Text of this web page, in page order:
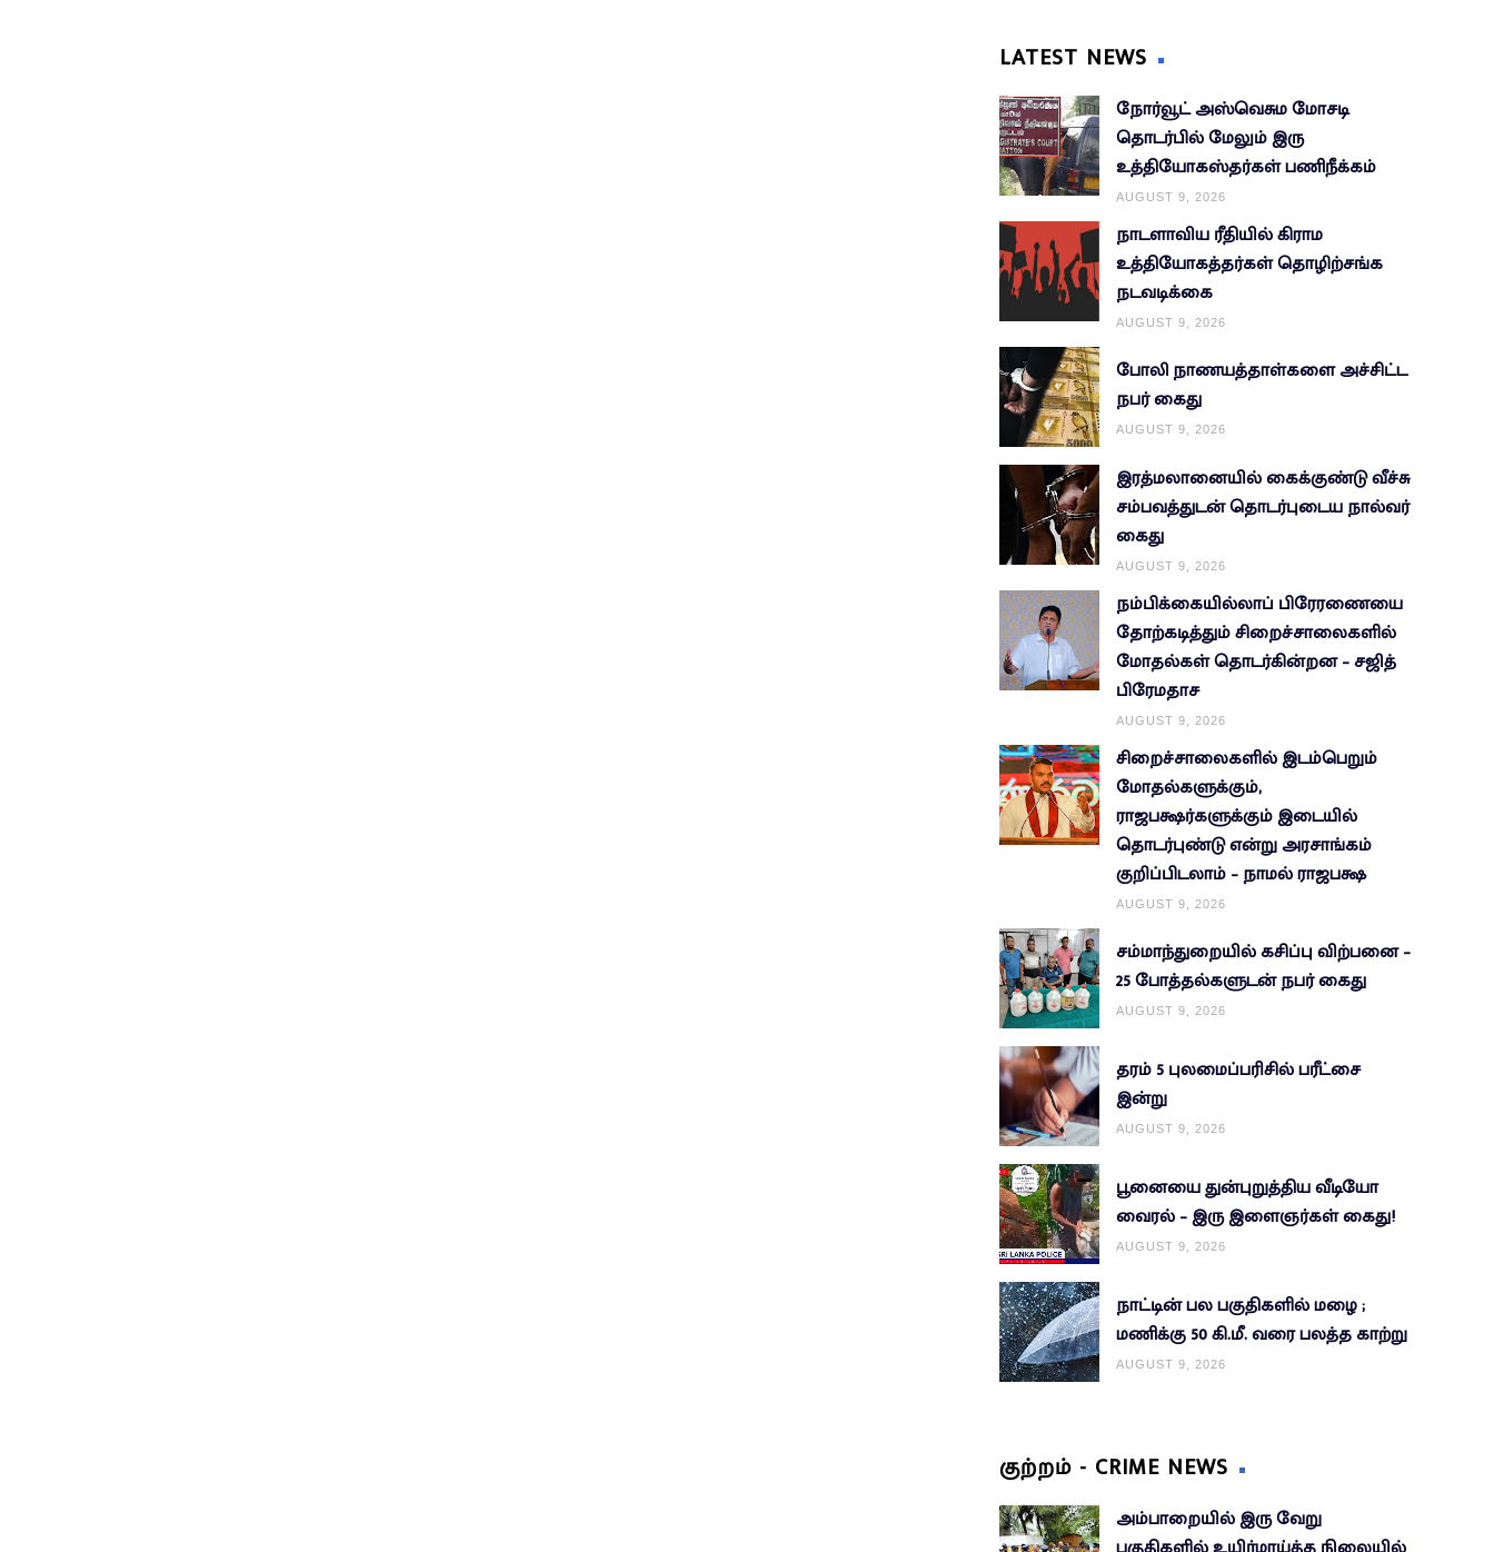
LATEST NEWS
நோர்வூட் அஸ்வெசும மோசடி
தொடர்பில் மேலும் இரு
உத்தியோகஸ்தர்கள் பணிநீக்கம்
AUGUST 9, 2026
நாடளாவிய ரீதியில் கிராம
உத்தியோகத்தர்கள் தொழிற்சங்க
நடவடிக்கை
AUGUST 9, 2026
போலி நாணயத்தாள்களை அச்சிட்ட
நபர் கைது
AUGUST 9, 2026
இரத்மலானையில் கைக்குண்டு வீச்சு
சம்பவத்துடன் தொடர்புடைய நால்வர்
கைது
AUGUST 9, 2026
நம்பிக்கையில்லாப் பிரேரணையை
தோற்கடித்தும் சிறைச்சாலைகளில்
மோதல்கள் தொடர்கின்றன – சஜித்
பிரேமதாச
AUGUST 9, 2026
சிறைச்சாலைகளில் இடம்பெறும்
மோதல்களுக்கும்,
ராஜபக்ஷர்களுக்கும் இடையில்
தொடர்புண்டு என்று அரசாங்கம்
குறிப்பிடலாம் – நாமல் ராஜபக்ஷ
AUGUST 9, 2026
சம்மாந்துறையில் கசிப்பு விற்பனை –
25 போத்தல்களுடன் நபர் கைது
AUGUST 9, 2026
தரம் 5 புலமைப்பரிசில் பரீட்சை
இன்று
AUGUST 9, 2026
பூனையை துன்புறுத்திய வீடியோ
வைரல் – இரு இளைஞர்கள் கைது!
AUGUST 9, 2026
நாட்டின் பல பகுதிகளில் மழை ;
மணிக்கு 50 கி.மீ. வரை பலத்த காற்று
AUGUST 9, 2026
குற்றம் - CRIME NEWS
அம்பாறையில் இரு வேறு